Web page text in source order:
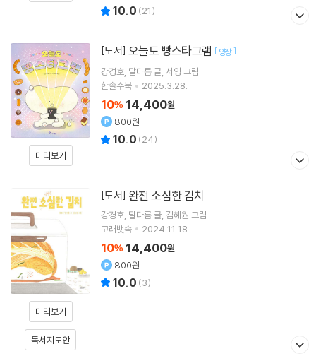
10.0 (21)
미리보기
[도서] 오늘도 빵스타그램 [ 양장]
강경호 달다름글 서영 그림
한솔수북
2025.3.28.
10% 14,400원
800원
10.0 (24)
미리보기
독서지도안
[도서] 완전 소심한 김치
강경호 달다름글 김혜원 그림
고래뱃속
2024.11.18.
10% 14,400원
800원
10.0 (3)